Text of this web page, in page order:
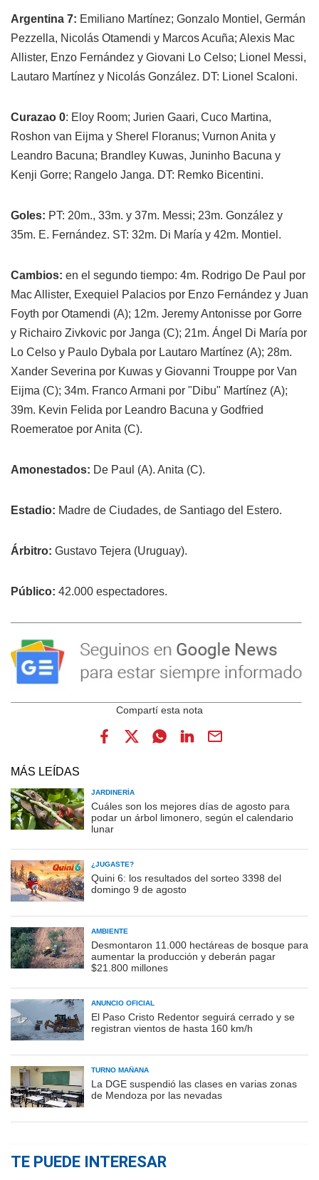
Argentina 7: Emiliano Martínez; Gonzalo Montiel, Germán
Pezzella, Nicolás Otamendi y Marcos Acuña; Alexis Mac
Allister, Enzo Fernández y Giovani Lo Celso; Lionel Messi,
Lautaro Martínez y Nicolás González. DT: Lionel Scaloni.
Curazao 0: Eloy Room; Jurien Gaari, Cuco Martina,
Roshon van Eijma y Sherel Floranus; Vurnon Anita y
Leandro Bacuna; Brandley Kuwas, Juninho Bacuna y
Kenji Gorre; Rangelo Janga. DT: Remko Bicentini.
Goles: PT: 20m., 33m. y 37m. Messi; 23m. González y
35m. E. Fernández. ST: 32m. Di María y 42m. Montiel.
Cambios: en el segundo tiempo: 4m. Rodrigo De Paul por
Mac Allister, Exequiel Palacios por Enzo Fernández y Juan
Foyth por Otamendi (A); 12m. Jeremy Antonisse por Gorre
y Richairo Zivkovic por Janga (C); 21m. Ángel Di María por
Lo Celso y Paulo Dybala por Lautaro Martínez (A); 28m.
Xander Severina por Kuwas y Giovanni Trouppe por Van
Eijma (C); 34m. Franco Armani por "Dibu" Martínez (A);
39m. Kevin Felida por Leandro Bacuna y Godfried
Roemeratoe por Anita (C).
Amonestados: De Paul (A). Anita (C).
Estadio: Madre de Ciudades, de Santiago del Estero.
Árbitro: Gustavo Tejera (Uruguay).
Público: 42.000 espectadores.
MÁS LEÍDAS
JARDINERÍA
Cuáles son los mejores días de agosto para
podar un árbol limonero, según el calendario
lunar
¿JUGASTE?
Quini 6: los resultados del sorteo 3398 del
domingo 9 de agosto
AMBIENTE
Desmontaron 11.000 hectáreas de bosque para
aumentar la producción y deberán pagar
$21.800 millones
ANUNCIO OFICIAL
El Paso Cristo Redentor seguirá cerrado y se
registran vientos de hasta 160 km/h
TURNO MAÑANA
La DGE suspendió las clases en varias zonas
de Mendoza por las nevadas
TE PUEDE INTERESAR